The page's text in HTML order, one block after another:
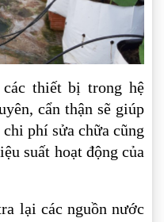
thiết bị trong hệ
cẩn thận sẽ giúp
phí sửa chữa cũng
suất hoạt động của
lại các nguồn nước